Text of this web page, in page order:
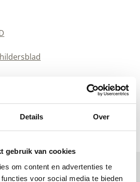
Details Over
gebruik van cookies
om content en advertenties te
voor social media te bieden